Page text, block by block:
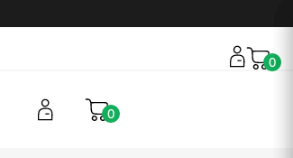
0
0